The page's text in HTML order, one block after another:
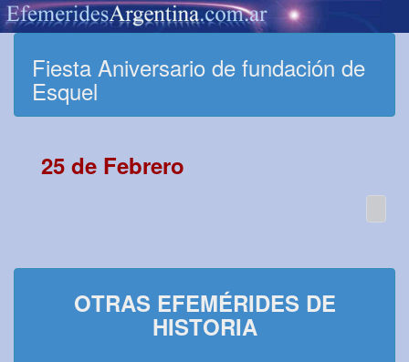
Fiesta Aniversario de fundación de
Esquel
25 de Febrero
OTRAS EFEMÉRIDES DE
HISTORIA